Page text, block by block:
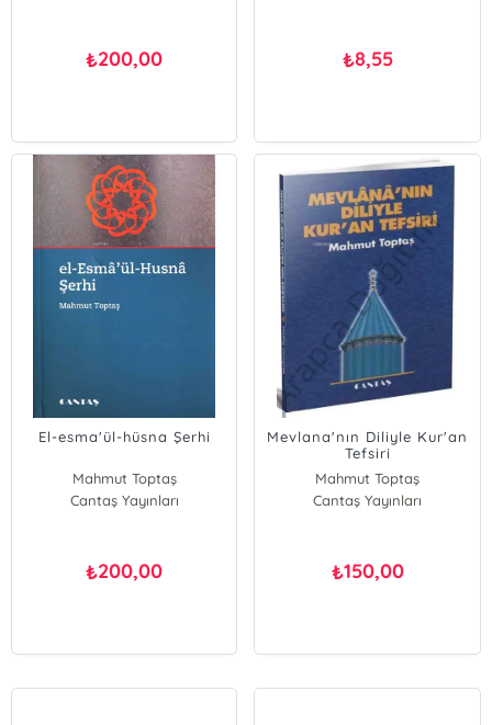
₺200,00 ₺8,55
El-esma'ül-hüsna Şerhi
Mahmut Toptaş
Cantaş Yayınları
₺200,00
Mevlana'nın Diliyle Kur'an
Tefsiri
Mahmut Toptaş
Cantaş Yayınları
₺150,00